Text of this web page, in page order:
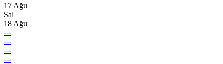
17 Ağu
Sal
18 Ağu
---
---
---
---